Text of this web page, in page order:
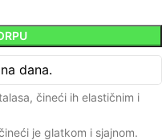
dana.
čineći ih elastičnim i
je glatkom i sjajnom.